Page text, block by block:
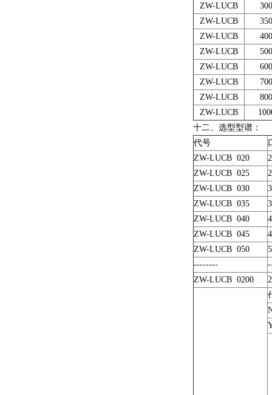
ZW-LUCB
300
ZW-LUCB
350
ZW-LUCB
400
ZW-LUCB
500
ZW-LUCB
600
ZW-LUCB
700
ZW-LUCB
800
ZW-LUCB
十二、选型型谱：
代号
ZW-LUCB 020
ZW-LUCB 025
ZW-LUCB 030
ZW-LUCB 035
ZW-LUCB 040
ZW-LUCB 045
ZW-LUCB 050
--------
ZW-LUCB 0200